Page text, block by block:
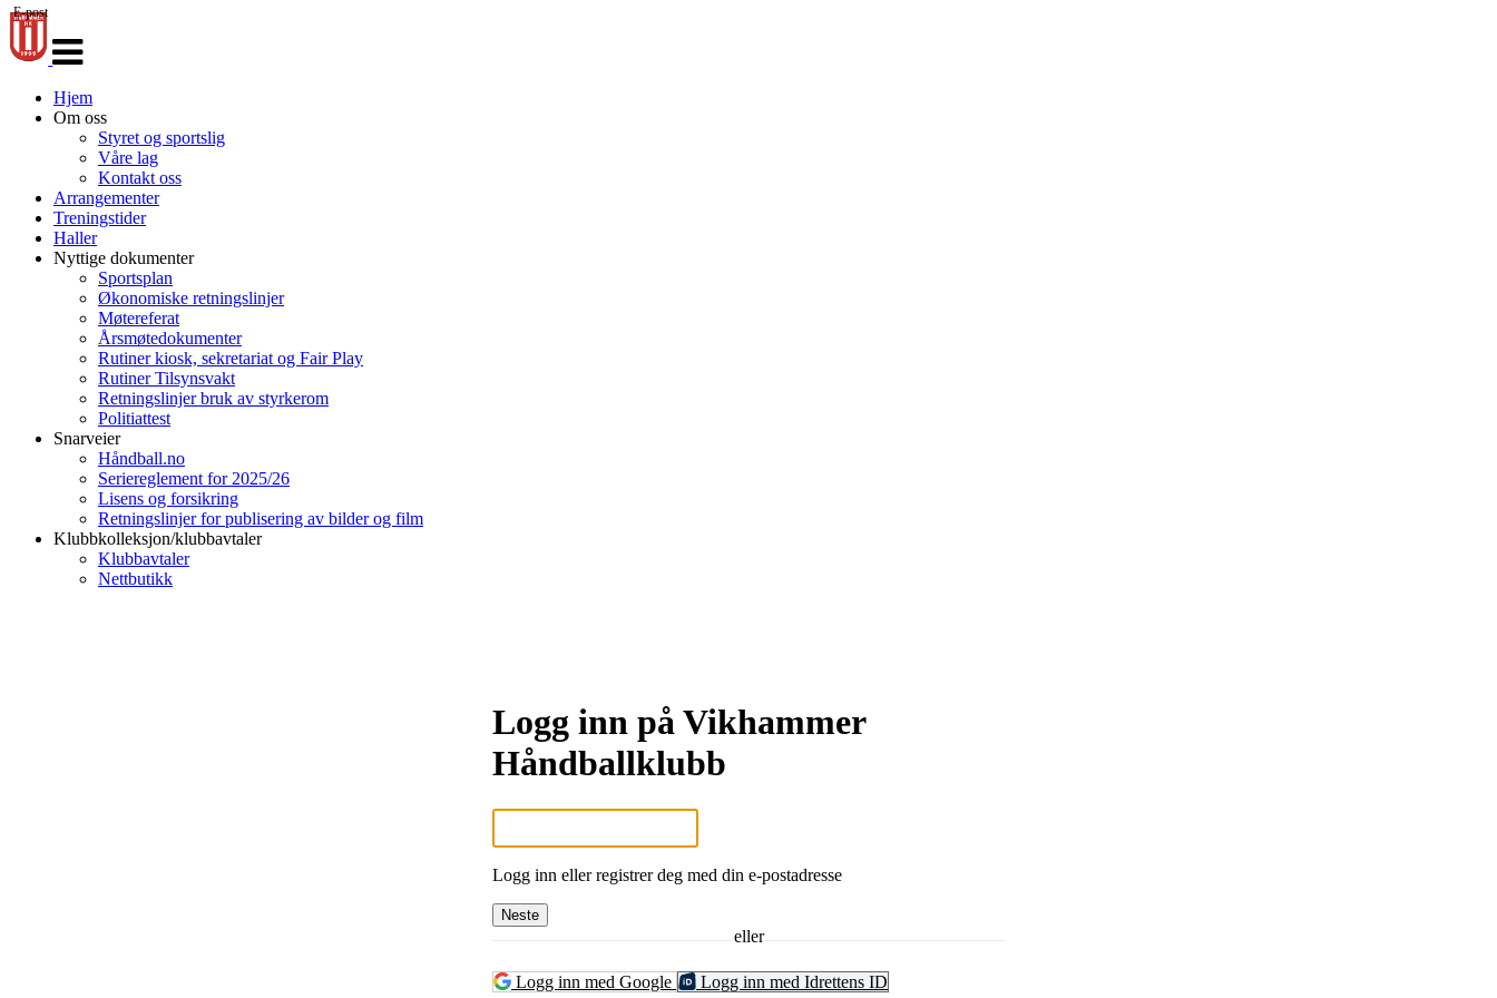
navigasjon
Hjem
Om oss
Styret og sportslig
Våre lag
Kontakt oss
Arrangementer
Treningstider
Haller
Nyttige dokumenter
Sportsplan
Økonomiske retningslinjer
Møtereferat
Årsmøtedokumenter
Rutiner kiosk, sekretariat og Fair Play
Rutiner Tilsynsvakt
Retningslinjer bruk av styrkerom
Politiattest
Snarveier
Håndball.no
Seriereglement for 2025/26
Lisens og forsikring
Retningslinjer for publisering av bilder og film
Klubbkolleksjon/klubbavtaler
Klubbavtaler
Nettbutikk
Logg inn på Vikhammer
Håndballklubb
E-post
Logg inn eller registrer deg med din e-postadresse
Neste
eller
Logg inn med Google Logg inn med Idrettens ID